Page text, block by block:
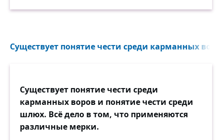
Существует понятие чести среди карманных
Существует понятие чести среди
карманных воров и понятие чести среди
шлюх. Всё дело в том, что применяются
различные мерки.